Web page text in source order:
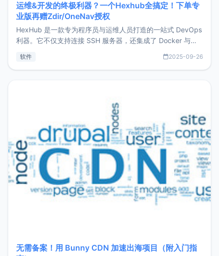
运维&开发的终极利器？一个Hexhub全搞定！下单专
业版再赠Zdir/OneNav授权
HexHub 是一款专为程序员与运维人员打造的一站式 DevOps
利器。它不仅支持连接 SSH 服务器，还集成了 Docker 与常
件间频繁切换，仅凭 HexHub 即可同时搞定运维与数据库操
软件 2025-09-26
无需备案！用 Bunny CDN 加速出海项目（附入门指